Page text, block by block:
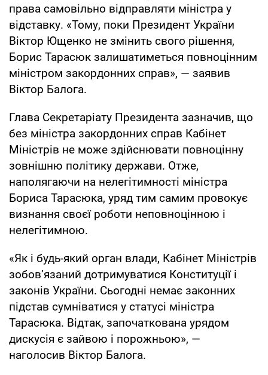
права самовільно відправляти міністра у
відставку. «Тому, поки Президент України
Віктор Ющенко не змінить свого рішення,
Борис Тарасюк залишатиметься повноцінним
міністром закордонних справ», — заявив
Віктор Балога.
Глава Секретаріату Президента зазначив, що
без міністра закордонних справ Кабінет
Міністрів не може здійснювати повноцінну
зовнішню політику держави. Отже,
наполягаючи на нелегітимності міністра
Бориса Тарасюка, уряд тим самим провокує
визнання своєї роботи неповноцінною і
нелегітимною.
«Як і будь-який орган влади, Кабінет Міністрів
зобов’язаний дотримуватися Конституції і
законів України. Сьогодні немає законних
підстав сумніватися у статусі міністра
Тарасюка. Відтак, започаткована урядом
дискусія є зайвою і порожньою», —
наголосив Віктор Балога.